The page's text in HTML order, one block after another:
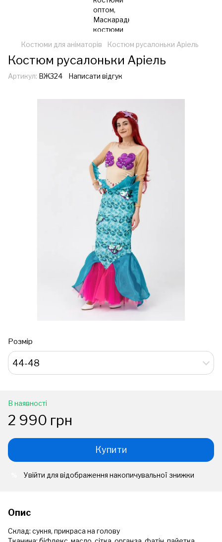
Костюми для аніматорів Костюм русалоньки Аріель
Костюм русалоньки Аріель
Артикул: ВЖ324 Написати відгук
Розмір
44-48
В наявності
2 990 грн
Купити
Увійти для відображення накопичувальної знижки
Опис
Склад: сукня, прикраса на голову